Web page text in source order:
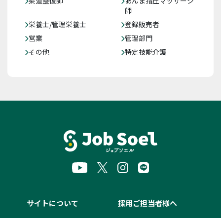
師
栄養士/管理栄養士
登録販売者
営業
管理部門
その他
特定技能介護
サイトについて 採用ご担当者様へ